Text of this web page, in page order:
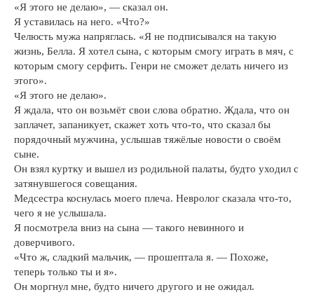
«Я этого не делаю», — сказал он.
Я уставилась на него. «Что?»
Челюсть мужа напряглась. «Я не подписывался на такую
жизнь, Белла. Я хотел сына, с которым смогу играть в мяч, с
которым смогу серфить. Генри не сможет делать ничего из
этого».
«Я этого не делаю».
Я ждала, что он возьмёт свои слова обратно. Ждала, что он
заплачет, запаникует, скажет хоть что-то, что сказал бы
порядочный мужчина, услышав тяжёлые новости о своём
сыне.
Он взял куртку и вышел из родильной палаты, будто уходил с
затянувшегося совещания.
Медсестра коснулась моего плеча. Невролог сказала что-то,
чего я не услышала.
Я посмотрела вниз на сына — такого невинного и
доверчивого.
«Что ж, сладкий мальчик, — прошептала я. — Похоже,
теперь только ты и я».
Он моргнул мне, будто ничего другого и не ожидал.